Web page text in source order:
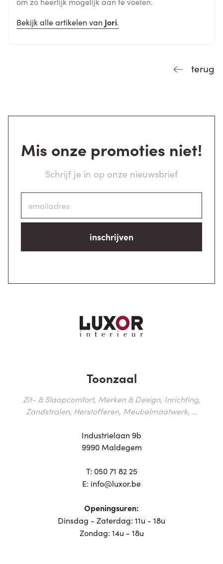
Bekijk alle artikelen van Jori.
terug
Mis onze promoties niet!
Schrijf je in op onze nieuwsbrief
inschrijven
Toonzaal
Zit- & Slaapcomfort, Merken & Design, Inrichting,
Zandstralen, Herstofferen, Meubelmaatwerk, ...
Industrielaan 9b
9990 Maldegem
T: 050 71 82 25
E: info@luxor.be
Openingsuren:
Dinsdag - Zaterdag: 11u - 18u
Zondag: 14u - 18u